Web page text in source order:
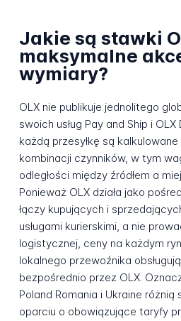
Jakie są stawki
maksymalne
wymiary?
OLX nie publikuje jednolitego
swoich usług Pay and Ship i
każdą przesyłkę są
kombinacji czynników, w tym
odległości między źródłem a
Ponieważ OLX działa jako
łączy kupujących i
usługami kurierskimi, a nie
logistycznej, ceny na każdym
lokalnego przewoźnika
bezpośrednio przez OLX.
Poland Romania i Ukraine
oparciu o obowiązujące taryfy